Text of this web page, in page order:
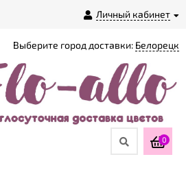
Личный кабинет
Выберите город доставки: Белорецк
0